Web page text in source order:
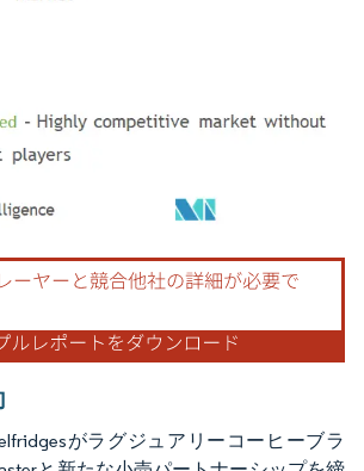
。再利用にはCC BY 4.0の表示が必要です。
がラグジュアリーコーヒーブラ